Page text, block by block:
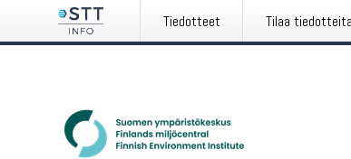
Tiedotteet Tilaa tiedotteita